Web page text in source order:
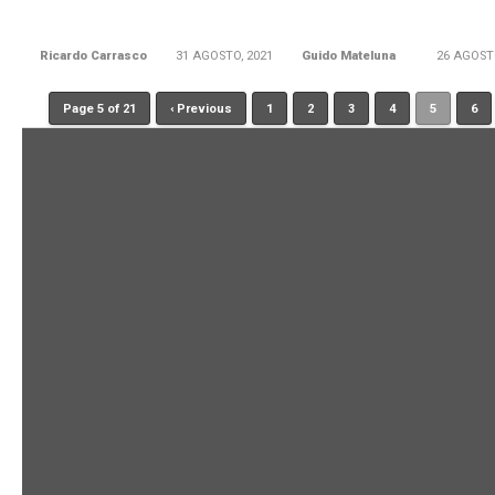
Ricardo Carrasco 31 AGOSTO, 2021 Guido Mateluna 26
Page 5 of 21 ‹ Previous 1 2 3 4 5 6